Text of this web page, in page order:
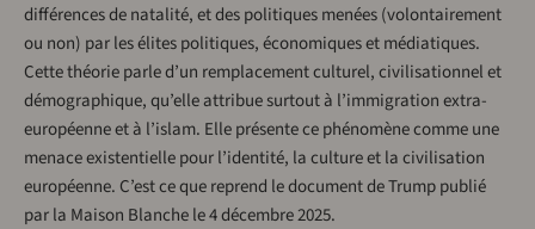
différences de natalité, et des politiques menées (volontairement
ou non) par les élites politiques, économiques et médiatiques.
Cette théorie parle d’un remplacement culturel, civilisationnel et
démographique, qu’elle attribue surtout à l’immigration extra-
européenne et à l’islam. Elle présente ce phénomène comme une
menace existentielle pour l’identité, la culture et la civilisation
européenne. C’est ce que reprend le document de Trump publié
par la Maison Blanche le 4 décembre 2025.